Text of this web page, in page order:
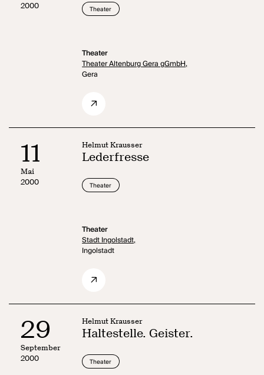
2000
Theater
Theater
Theater Altenburg Gera gGmbH,
Gera
11
Mai
2000
Helmut Krausser
Lederfresse
Theater
Theater
Stadt Ingolstadt,
Ingolstadt
29
September
2000
Helmut Krausser
Haltestelle. Geister.
Theater